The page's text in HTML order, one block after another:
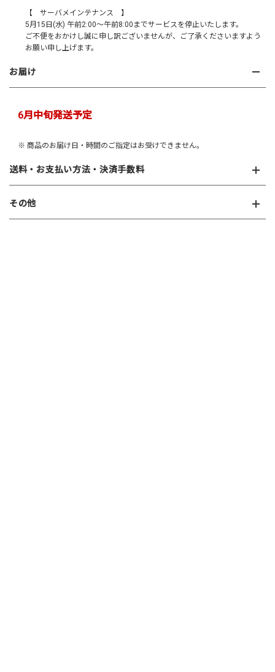
【 サーバメインテナンス 】
5月15日(水) 午前2:00～午前8:00までサービスを停止いたします。
ご不便をおかけし誠に申し訳ございませんが、ご了承くださいますよう
お願い申し上げます。
お届け
6月中旬発送予定
※ 商品のお届け日・時間のご指定はお受けできません。
送料・お支払い方法・決済手数料
その他